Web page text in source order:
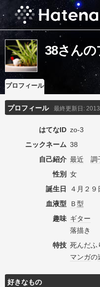
38さん
プロフィール
プロフィール 最終更新日:
はてなID zo-3
ニックネーム 38
自己紹介 最近 調
性別
女
誕生日
４月２９
血液型
Ｂ型
趣味 ギター
落描き
特技 死んだふ
マンガの
好きなもの